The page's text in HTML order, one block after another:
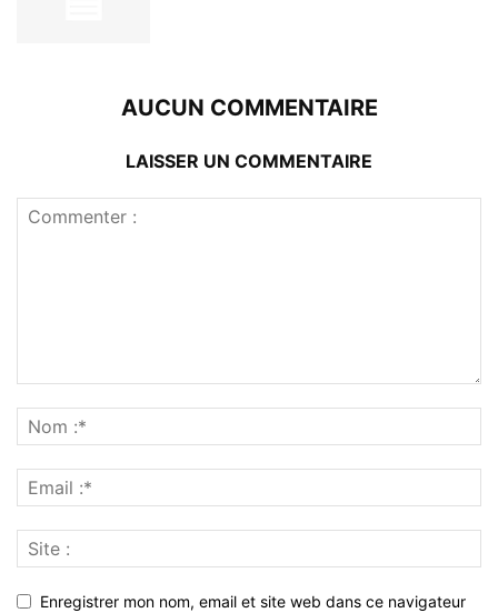
AUCUN COMMENTAIRE
LAISSER UN COMMENTAIRE
Enregistrer mon nom, email et site web dans ce navigateur